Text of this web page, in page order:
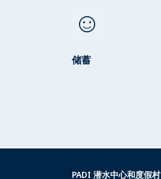
sentiment_satisfied
储蓄
PADI 潜水中心和度假村